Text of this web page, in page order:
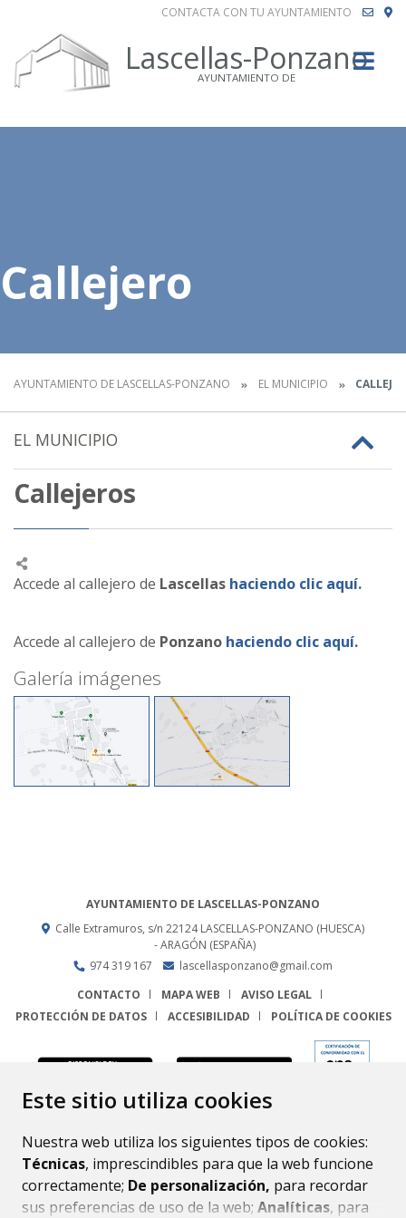
Este sitio utiliza cookies
Nuestra web utiliza los siguientes tipos de cookies:
Técnicas, imprescindibles para que la web funcione
correctamente; De personalización, para recordar
sus preferencias de uso de la web; Analíticas, para
CONTACTA CON TU AYUNTAMIENTO
Lascellas-Ponzano
AYUNTAMIENTO DE
Callejero
AYUNTAMIENTO DE LASCELLAS-PONZANO EL MUNICIPIO
EL MUNICIPIO
Callejeros
Accede al callejero de Lascellas haciendo clic aquí.
Accede al callejero de Ponzano haciendo clic aquí.
Galería imágenes
AYUNTAMIENTO DE LASCELLAS-PONZANO
Calle Extramuros, s/n 22124 LASCELLAS-PONZANO (HUESCA)
- ARAGÓN (ESPAÑA)
974 319 167
lascellasponzano@gmail.com
CONTACTO
MAPA WEB
AVISO LEGAL
PROTECCIÓN DE DATOS
ACCESIBILIDAD POLÍTICA DE COOKIES